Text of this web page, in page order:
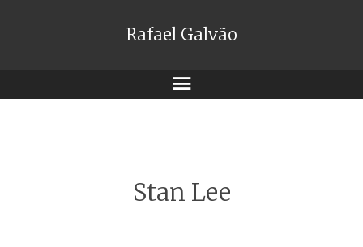
Rafael Galvão
Menu
Stan Lee